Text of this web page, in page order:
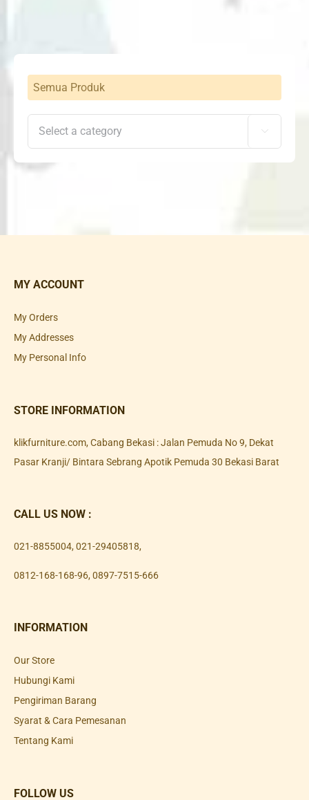
Semua Produk

MY ACCOUNT
My Orders
My Addresses
My Personal Info
STORE INFORMATION
klikfurniture.com, Cabang Bekasi : Jalan Pemuda No 9, Dekat
Pasar Kranji/ Bintara Sebrang Apotik Pemuda 30 Bekasi Barat
CALL US NOW :
021-8855004, 021-29405818,
0812-168-168-96, 0897-7515-666
INFORMATION
Our Store
Hubungi Kami
Pengiriman Barang
Syarat & Cara Pemesanan
Tentang Kami
FOLLOW US